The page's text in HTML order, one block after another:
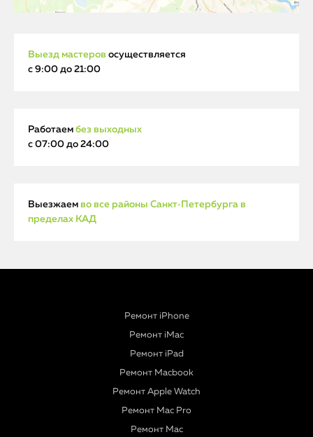
Выезд мастеров осуществляется
с 9:00 до 21:00
Работаем без выходных
с 07:00 до 24:00
Выезжаем во все районы Санкт‑Петербурга в
пределах КАД
Ремонт iPhone
Ремонт iMac
Ремонт iPad
Ремонт Macbook
Ремонт Apple Watch
Ремонт Mac Pro
Ремонт Mac